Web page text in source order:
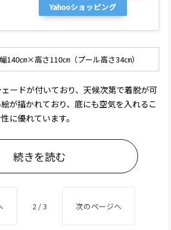
Yahooショッピング
140㎝×高さ110㎝（プール高さ34㎝）
ードが付いており、天候次第で着脱が可
が描かれており、底にも空気を入れるこ
に優れています。
続きを読む
2 / 3 次のページへ